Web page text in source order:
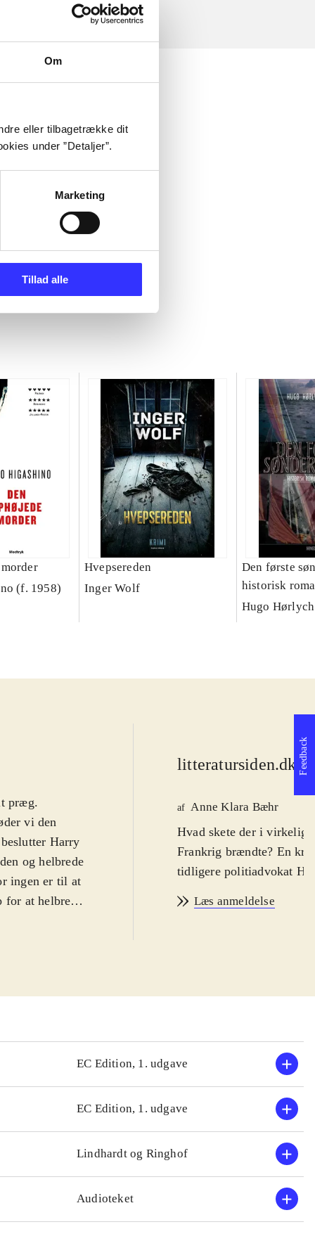
Om
eller tilbagetrække dit
under ”Detaljer”.
Marketing
Tillad alle
(f. 1958)
Hvepsereden
Inger Wolf
Den første
historisk
Hugo
præg.
vi den
Harry
og helbrede
ingen er til at
for at helbrede
der
Tabloid,
litteratursiden.dk
af Anne Klara Bæhr
Hvad skete der i
Frankrig brændte? En
tidligere politiadvokat
Læs anmeldelse
EC Edition, 1. udgave
EC Edition, 1. udgave
Lindhardt og Ringhof
Audioteket
Feedback